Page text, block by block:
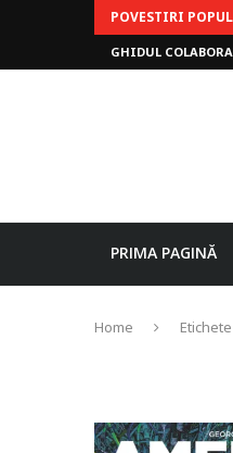
POVESTIRI
GHIDUL
PRIMA PAGINĂ
Home Etichete